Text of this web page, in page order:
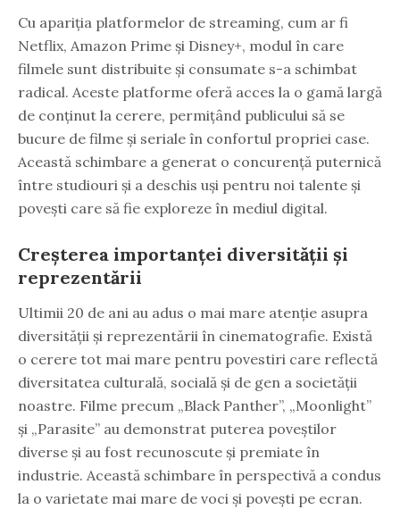
Cu apariția platformelor de streaming, cum ar fi
Netflix, Amazon Prime și Disney+, modul în care
filmele sunt distribuite și consumate s-a schimbat
radical. Aceste platforme oferă acces la o gamă largă
de conținut la cerere, permițând publicului să se
bucure de filme și seriale în confortul propriei case.
Această schimbare a generat o concurență puternică
între studiouri și a deschis uși pentru noi talente și
povești care să fie exploreze în mediul digital.
Creșterea importanței diversității și
reprezentării
Ultimii 20 de ani au adus o mai mare atenție asupra
diversității și reprezentării în cinematografie. Există
o cerere tot mai mare pentru povestiri care reflectă
diversitatea culturală, socială și de gen a societății
noastre. Filme precum „Black Panther”, „Moonlight”
și „Parasite” au demonstrat puterea poveștilor
diverse și au fost recunoscute și premiate în
industrie. Această schimbare în perspectivă a condus
la o varietate mai mare de voci și povești pe ecran.